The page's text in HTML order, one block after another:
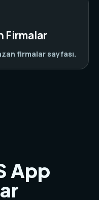
Firmalar
firmalar sayfası.
App